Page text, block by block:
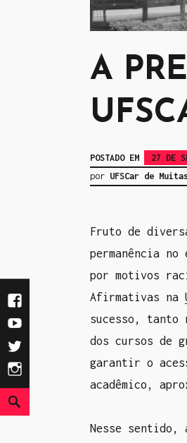
F
a
c
e
b
o
Y
o
u
T
u
T
w
i
t
I
n
s
P
e
A
POSTADO EM
27 DE
por UFSCar de
Fruto de
permanência
por motivos
Afirmativas na
sucesso, tanto
dos cursos de
garantir o
acadêmico,
Nesse sentido,